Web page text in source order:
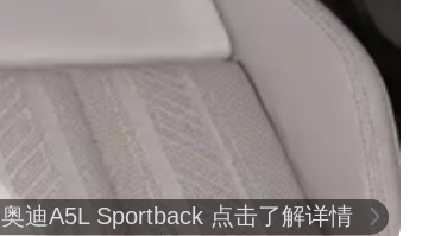
奥迪A5L Sportback 点击了解详情